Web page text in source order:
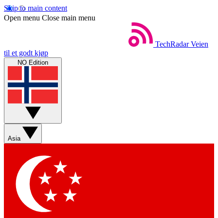
Skip to main content
Open menu Close main menu
TechRadar Veien
til et godt kjøp
NO Edition
Asia